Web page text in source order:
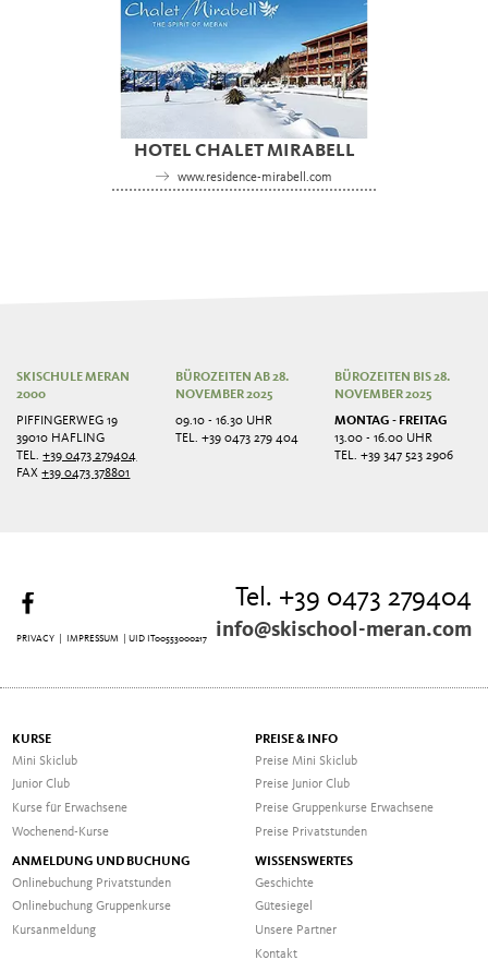
HOTEL CHALET MIRABELL
www.residence-mirabell.com
SKISCHULE MERAN
2000
PIFFINGERWEG 19
39010 HAFLING
TEL.+39 0473 279404
FAX+39 0473 378801
BÜROZEITEN AB 28.
NOVEMBER 2025
09.10 - 16.30 UHR
TEL. +39 0473 279 404
BÜROZEITEN BIS 28.
NOVEMBER 2025
MONTAG - FREITAG
13.00 - 16.00 UHR
TEL. +39 347 523 2906
Tel. +39 0473 279404
info@skischool-meran.com
PRIVACY IMPRESSUM | UID IT00553000217
KURSE
Mini Skiclub
Junior Club
Kurse für Erwachsene
Wochenend-Kurse
PREISE & INFO
Preise Mini Skiclub
Preise Junior Club
Preise Gruppenkurse Erwachsene
Preise Privatstunden
ANMELDUNG UND BUCHUNG
Onlinebuchung Privatstunden
Onlinebuchung Gruppenkurse
Kursanmeldung
WISSENSWERTES
Geschichte
Gütesiegel
Unsere Partner
Kontakt